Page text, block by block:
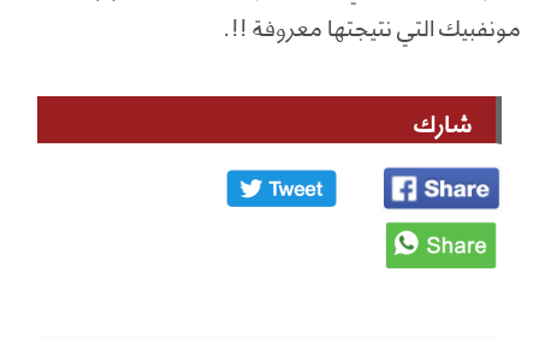
مونفبيك التي نتيجتها معروفة !!.
شارك